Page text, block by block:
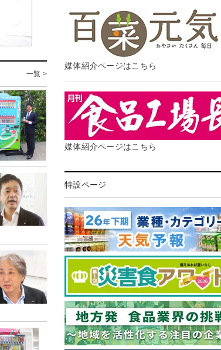
一覧 >
媒体紹介ページはこちら
媒体紹介ページはこちら
特設ページ